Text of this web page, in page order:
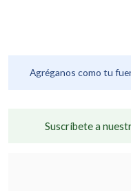
Agréganos como tu
Suscríbete a